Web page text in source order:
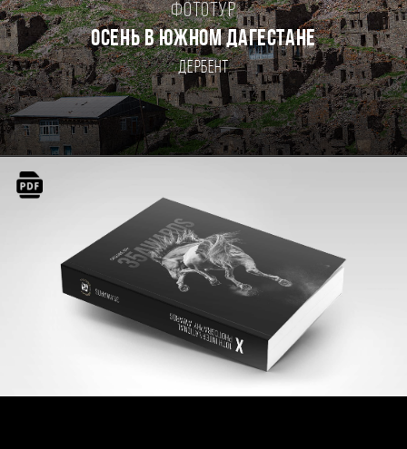
Фототур
Осень в Южном Дагестане
Дербент